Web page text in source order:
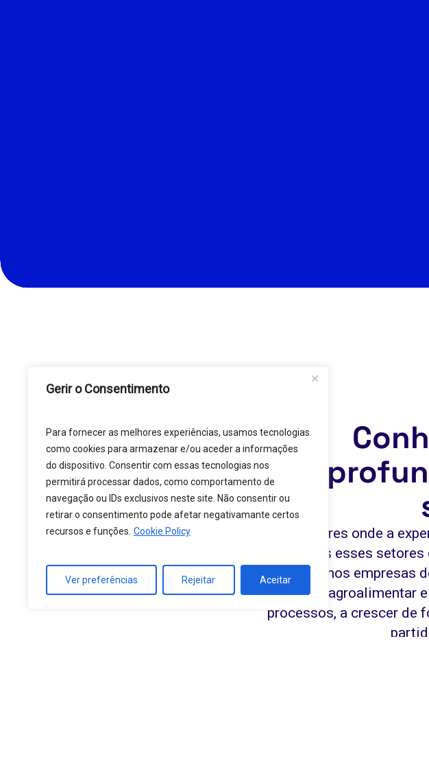
Gerir o Consentimento
Para fornecer as melhores experiências, usamos tecnologias
como cookies para armazenar e/ou aceder a informações
do dispositivo. Consentir com essas tecnologias nos
permitirá processar dados, como comportamento de
navegação ou IDs exclusivos neste site. Não consentir ou
retirar o consentimento pode afetar negativamante certos
recursos e funções. Cookie Policy
Ver preferências Rejeitar Aceitar
Há setores onde a
conhecemos esses
anos, ajudámos
público, agroalimentar
processos, a crescer de